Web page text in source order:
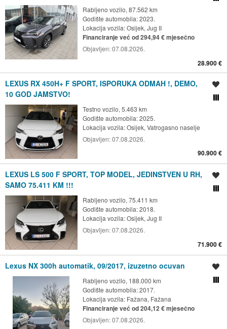
Rabljeno vozilo, 87.562 km
Godište automobila: 2023.
Lokacija vozila:Osijek, Jug II
Financiranje već od 294,94 € mjesečno
Objavljen:07.08.2026.
28.900 €
LEXUS RX 450H+ F SPORT, ISPORUKA ODMAH !, DEMO,
10 GOD JAMSTVO!
Testno vozilo, 5.463 km
Godište automobila: 2025.
Lokacija vozila:Osijek, Vatrogasno naselje
Objavljen:07.08.2026.
90.900 €
LEXUS LS 500 F SPORT, TOP MODEL, JEDINSTVEN U RH,
SAMO 75.411 KM !!!
Rabljeno vozilo, 75.411 km
Godište automobila: 2018.
Lokacija vozila:Osijek, Jug II
Objavljen:07.08.2026.
71.900 €
Lexus NX 300h automatik, 09/2017, izuzetno ocuvan
Rabljeno vozilo, 188.000 km
Godište automobila: 2017.
Lokacija vozila: Fažana, Fažana
Financiranje već od 204,12 € mjesečno
Objavljen:07.08.2026.